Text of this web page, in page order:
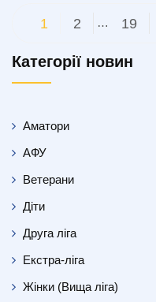
Пагінація
1 2 … 19
Категорії новин
Аматори
АФУ
Ветерани
Діти
Друга ліга
Екстра-ліга
Жінки (Вища ліга)